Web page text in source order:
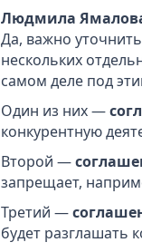
Людмила
Да, важно
нескольких
самом деле под
Один из них —
конкурентную
Второй —
запрещает,
Третий —
будет